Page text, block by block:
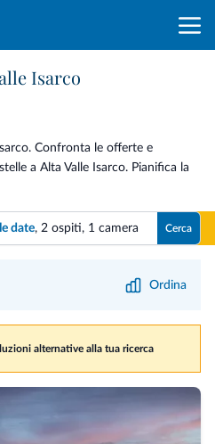
Isarco
Confronta le offerte e
a Alta Valle Isarco. Pianifica la
date, 2 ospiti, 1 camera Cerca
Ordina
alternative alla tua ricerca